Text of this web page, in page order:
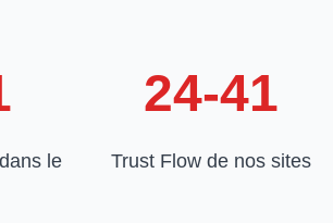
le
24-41
Trust Flow de nos sites